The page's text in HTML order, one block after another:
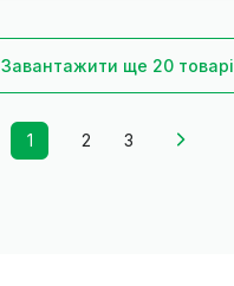
Завантажити ще 20
1 2 3